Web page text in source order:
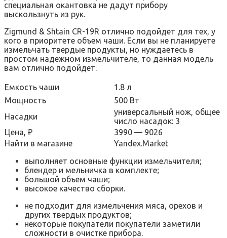
специальная окантовка не дадут прибору
выскользнуть из рук.
Zigmund & Shtain CR-19R отлично подойдет для тех, у
кого в приоритете объем чаши. Если вы не планируете
измельчать твердые продукты, но нуждаетесь в
простом надежном измельчителе, то данная модель
вам отлично подойдет.
Емкость чаши
1.8 л
Мощность
500 Вт
Насадки
универсальный нож, общее
число насадок: 3
Цена, ₽
3990 — 9026
Найти в магазине
Yandex.Market
выполняет основные функции измельчителя;
блендер и мельничка в комплекте;
большой объем чаши;
высокое качество сборки.
не подходит для измельчения мяса, орехов и
других твердых продуктов;
некоторые покупатели покупатели заметили
сложности в очистке прибора.